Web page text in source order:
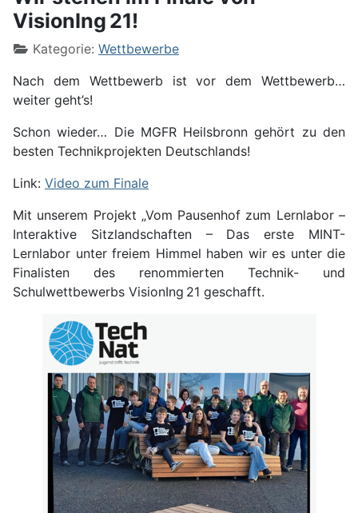
VisionIng 21!
Kategorie: Wettbewerbe
Nach dem Wettbewerb ist vor dem Wettbewerb…
weiter geht’s!
Schon wieder… Die MGFR Heilsbronn gehört zu den
besten Technikprojekten Deutschlands!
Link: Video zum Finale
Mit unserem Projekt „Vom Pausenhof zum Lernlabor –
Interaktive Sitzlandschaften – Das erste MINT-
Lernlabor unter freiem Himmel haben wir es unter die
Finalisten des renommierten Technik- und
Schulwettbewerbs VisionIng 21 geschafft.